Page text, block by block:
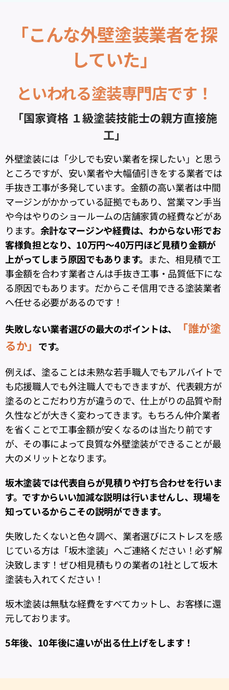
「こんな外壁塗装業者を探
していた」
といわれる塗装専門店です！
「国家資格 １級塗装技能士の親方直接施
工」
外壁塗装には「少しでも安い業者を探したい」と思う
ところですが、安い業者や大幅値引きをする業者では
手抜き工事が多発しています。金額の高い業者は中間
マージンがかかっている証拠でもあり、営業マン手当
や今はやりのショールームの店舗家賃の経費などがあ
ります。 余計なマージンや経費は、わからない形でお
客様負担となり、10万円～40万円ほど見積り金額が
上がってしまう原因でもあります。 また、相見積で工
事金額を合わす業者さんは手抜き工事・品質低下にな
る原因でもあります。だからこそ信用できる塗装業者
へ任せる必要があるのです！
失敗しない業者選びの最大のポイントは、
「誰が塗
るか」 です。
例えば、塗ることは未熟な若手職人でもアルバイトで
も応援職人でも外注職人でもできますが、代表親方が
塗るのとこだわり方が違うので、仕上がりの品質や耐
久性などが大きく変わってきます。もちろん仲介業者
を省くことで工事金額が安くなるのは当たり前です
が、その事によって良質な外壁塗装ができることが最
大のメリットとなります。
坂木塗装では代表自らが見積りや打ち合わせを行いま
す。ですからいい加減な説明は行いませんし、現場を
知っているからこその説明ができます。
失敗したくないと色々調べ、業者選びにストレスを感
じている方は「坂木塗装」へご連絡ください！必ず解
決致します！ぜひ相見積もりの業者の1社として坂木
塗装も入れてください！
坂木塗装は無駄な経費をすべてカットし、お客様に還
元しております。
5年後、10年後に違いが出る仕上げをします！